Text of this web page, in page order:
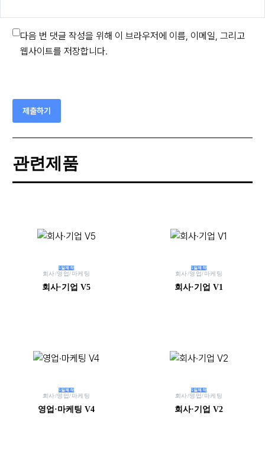
다음 번 댓글 작성을 위해 이 브라우저에 이름, 이메일, 그리고
웹사이트를 저장합니다.
제출하기
관련제품
5일제작
회사/영업/마케팅
회사·기업 V5
5일제작
회사/영업/마케팅
회사·기업 V1
5일제작
회사/영업/마케팅
영업·마케팅 V4
5일제작
회사/영업/마케팅
회사·기업 V2